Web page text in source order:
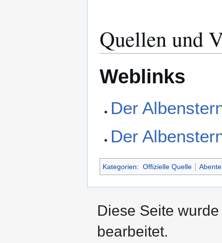
Quellen und
Weblinks
Der
Der
Kategorien: Offizielle Quelle
Diese Seite
bearbeitet.